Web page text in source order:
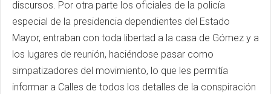
discursos. Por otra parte los oficiales de la policía
especial de la presidencia dependientes del Estado
Mayor, entraban con toda libertad a la casa de Gómez y a
los lugares de reunión, haciéndose pasar como
simpatizadores del movimiento, lo que les permitía
informar a Calles de todos los detalles de la conspiración